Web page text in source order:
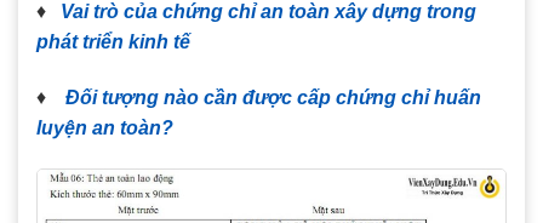
♦ Vai trò của chứng chỉ an toàn xây dựng trong
phát triển kinh tế
♦ Đối tượng nào cần được cấp chứng chỉ huấn
luyện an toàn?